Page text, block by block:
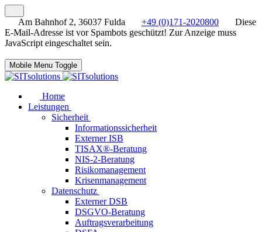
Am Bahnhof 2, 36037 Fulda +49 (0)171-2020800
Diese
E-Mail-Adresse ist vor Spambots geschützt! Zur Anzeige muss
JavaScript eingeschaltet sein.
Mobile Menu Toggle
Home
Leistungen
Sicherheit
Informationssicherheit
Externer ISB
TISAX®-Beratung
NIS-2-Beratung
Risikomanagement
Krisenmanagement
Datenschutz
Externer DSB
DSGVO-Beratung
Auftragsverarbeitung